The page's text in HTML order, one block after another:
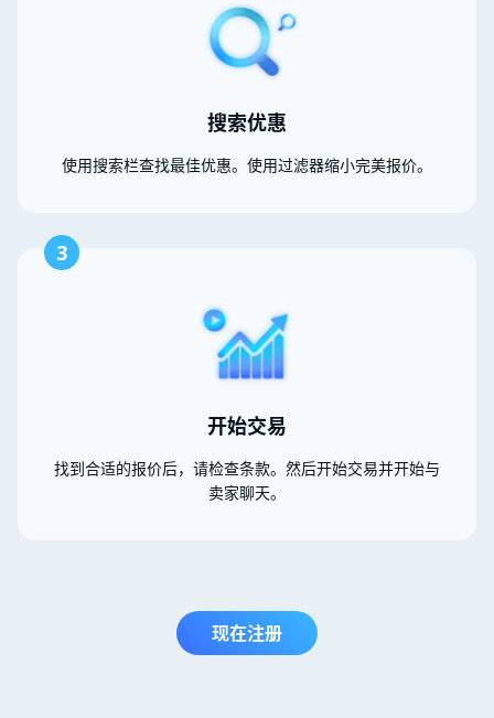
搜索优惠
使用搜索栏查找最佳优惠。使用过滤器缩小完美报价。
3
开始交易
找到合适的报价后，请检查条款。然后开始交易并开始与
卖家聊天。
现在注册